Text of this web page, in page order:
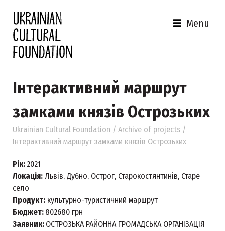
Menu
Інтерактивний маршрут
замками князів Острозьких
Ukrainian Cultural Foundation / Archive of projects /
Інтерактивний маршрут замками князів Острозьких
Рік: 2021
Локація: Львів, Дубно, Острог, Старокостянтинів, Старе
село
Продукт: культурно-туристичний маршрут
Бюджет: 802680 грн
Заявник: ОСТРОЗЬКА РАЙОННА ГРОМАДСЬКА ОРГАНІЗАЦІЯ